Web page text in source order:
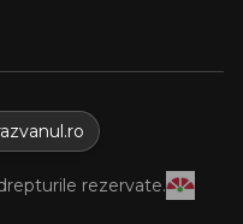
rezervate.